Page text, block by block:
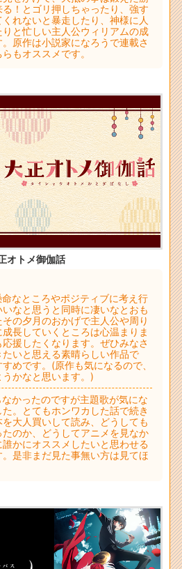
！とゴリ押しちゃったり、強す
れないと暴走したり、神様に人
と忙しい主人公ウィリアムの成
原作は小説家になろうで連載さ
もオススメです。
オトメ御伽話
なところやポジティブに考え行
なと思うと同時に凄いなとおも
の夕月のおかげで主人公や周り
長していくところは心温まりま
援したくなります。ぜひみなさ
いと思える素晴らしい作品で
めです。(原作も気になるので、
かなと思います。)
かったのですが主題歌が気にな
。とてもホンワカした話で続き
大人買いして読み、どうしても
のか、どうしてアニメを見なか
かにオススメしたいと思わせる
是非まだ見た事無い方は見てほ